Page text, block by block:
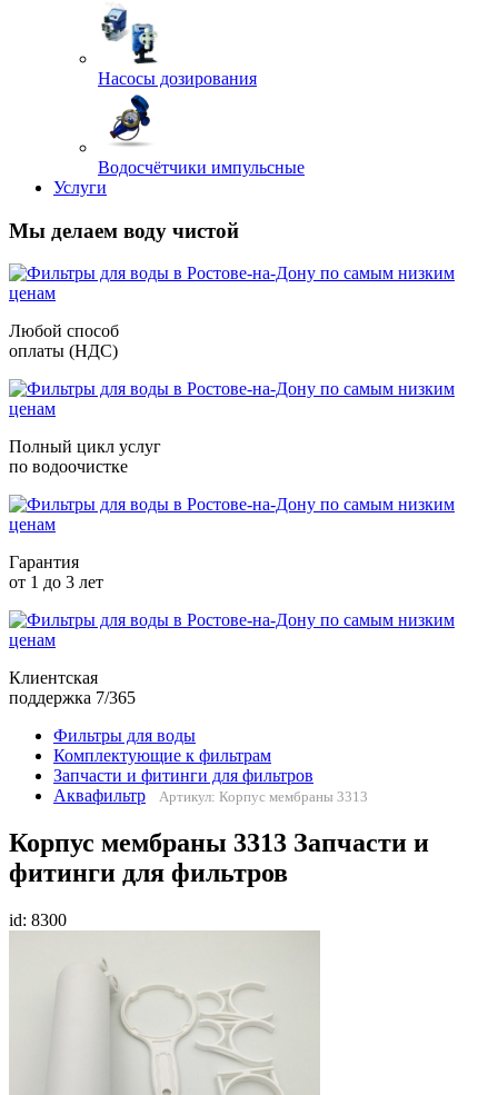
Насосы дозирования
Водосчётчики импульсные
Услуги
Мы делаем воду чистой
Любой способ
оплаты (НДС)
Полный цикл услуг
по водоочистке
Гарантия
от 1 до 3 лет
Клиентская
поддержка 7/365
Фильтры для воды
Комплектующие к фильтрам
Запчасти и фитинги для фильтров
Аквафильтр
Артикул: Корпус мембраны 3313
Корпус мембраны 3313 Запчасти и
фитинги для фильтров
id: 8300